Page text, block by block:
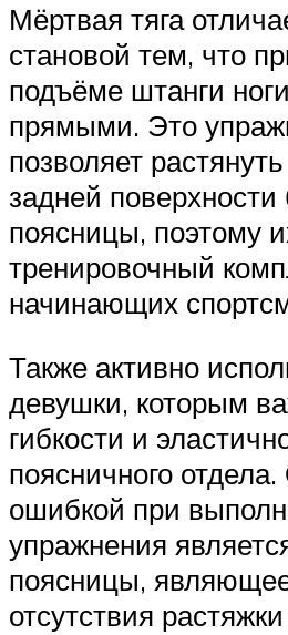
Мёртвая тяга
становой тем, что
подъёме штанги
прямыми. Это
позволяет
задней поверхности
поясницы, поэтому
тренировочный
начинающих
Также активно
девушки, которым
гибкости и
поясничного
ошибкой при
упражнения
поясницы,
отсутствия растяжки